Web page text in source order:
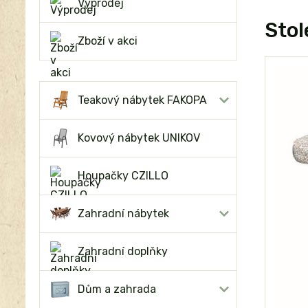
Výprodej
Zboží v akci
Teakový nábytek FAKOPA
Kovový nábytek UNIKOV
Houpačky CZILLO
Zahradní nábytek
Zahradní doplňky
Dům a zahrada